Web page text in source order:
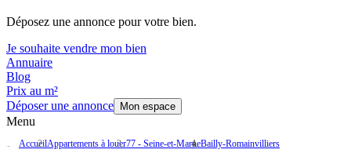
Déposez une annonce pour votre bien.
Je souhaite vendre mon bien
Annuaire
Blog
Prix au m²
Déposer une annonce
Mon espace
Menu
AccueilAppartements à louer77 - Seine-et-MarneBailly-Romainvilliers